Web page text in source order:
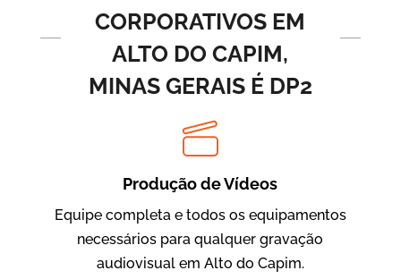
BRF Parceiros
Vídeos de Integração e Segurança
CORPORATIVOS EM
ALTO DO CAPIM,
MINAS GERAIS É DP2
Produção de Vídeos
Equipe completa e todos os equipamentos
necessários para qualquer gravação
audiovisual em Alto do Capim.